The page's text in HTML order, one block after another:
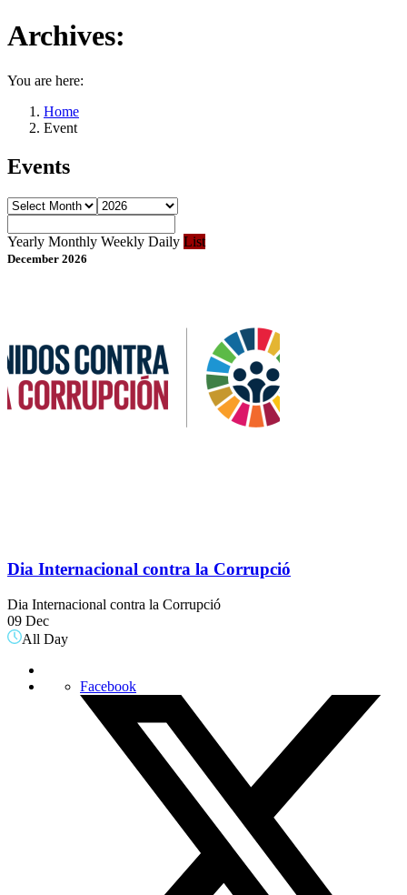
Archives:
You are here:
Home
Event
Events
Yearly Monthly Weekly Daily List
December 2026
Dia Internacional contra la Corrupció
Dia Internacional contra la Corrupció
09 Dec
All Day
Facebook